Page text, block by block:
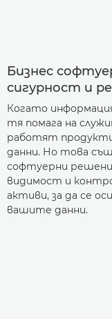
Бизнес
сигурност и
Когато
тя помага на
работят
данни. Но това
софтуерни
видимост и
активи, за да се
вашите данни.